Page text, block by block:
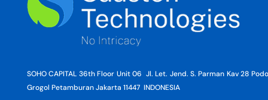
SOHO CAPITAL 36th Floor Unit 06 Jl. Let. Jend. S. Parman Kav 28
Grogol Petamburan Jakarta 11447 INDONESIA